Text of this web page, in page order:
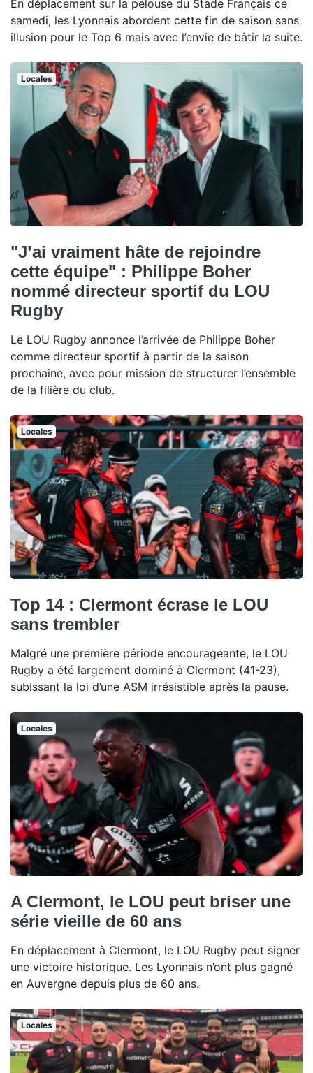
En déplacement sur la pelouse du Stade Français ce
samedi, les Lyonnais abordent cette fin de saison sans
illusion pour le Top 6 mais avec l’envie de bâtir la suite.
Locales
"J’ai vraiment hâte de rejoindre
cette équipe" : Philippe Boher
nommé directeur sportif du LOU
Rugby
Le LOU Rugby annonce l’arrivée de Philippe Boher
comme directeur sportif à partir de la saison
prochaine, avec pour mission de structurer l’ensemble
de la filière du club.
Locales
Top 14 : Clermont écrase le LOU
sans trembler
Malgré une première période encourageante, le LOU
Rugby a été largement dominé à Clermont (41-23),
subissant la loi d’une ASM irrésistible après la pause.
Locales
A Clermont, le LOU peut briser une
série vieille de 60 ans
En déplacement à Clermont, le LOU Rugby peut signer
une victoire historique. Les Lyonnais n’ont plus gagné
en Auvergne depuis plus de 60 ans.
Locales